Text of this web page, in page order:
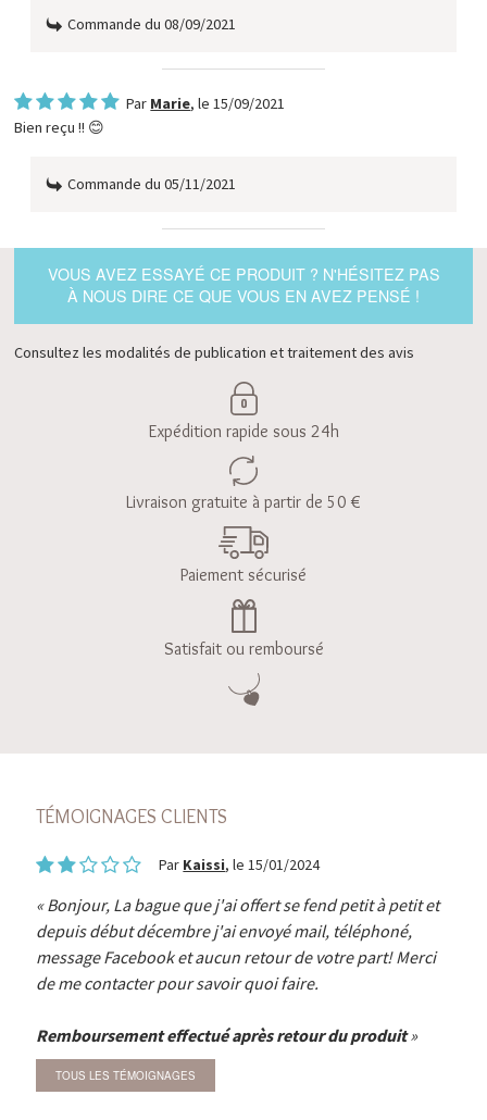
Commande du 08/09/2021
Par Marie, le15/09/2021
Bien reçu !! 😊
Commande du 05/11/2021
VOUS AVEZ ESSAYÉ CE PRODUIT ? N'HÉSITEZ PAS
À NOUS DIRE CE QUE VOUS EN AVEZ PENSÉ !
Consultez les modalités de publication et traitement des avis
Expédition rapide sous 24h
Livraison gratuite à partir de 50 €
Paiement sécurisé
Satisfait ou remboursé
TÉMOIGNAGES CLIENTS
Par Kaissi, le 15/01/2024
Bonjour, La bague que j'ai offert se fend petit à petit et
depuis début décembre j'ai envoyé mail, téléphoné,
message Facebook et aucun retour de votre part! Merci
de me contacter pour savoir quoi faire.
Remboursement effectué après retour du produit
TOUS LES TÉMOIGNAGES